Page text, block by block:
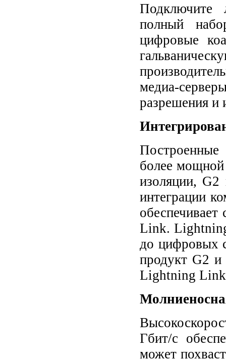
Подключите
полный
цифровые
медиа-
разрешения и
более мощной
изоляции,
интеграции
Link. Lightning
до цифровых
продукт G2 и
Lightning Link,
Гбит/с
может